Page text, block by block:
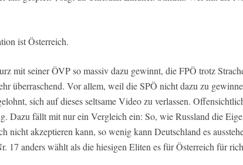
ist Österreich.
mit seiner ÖVP so massiv dazu gewinnt, die FPÖ trotz
überraschend. Vor allem, weil die SPÖ nicht dazu zu
sich auf dieses seltsame Video zu verlassen.
Dazu fällt mit nur ein Vergleich ein: So, wie Russland die
nicht akzeptieren kann, so wenig kann Deutschland es
17 anders wählt als die hiesigen Eliten es für Österreich für